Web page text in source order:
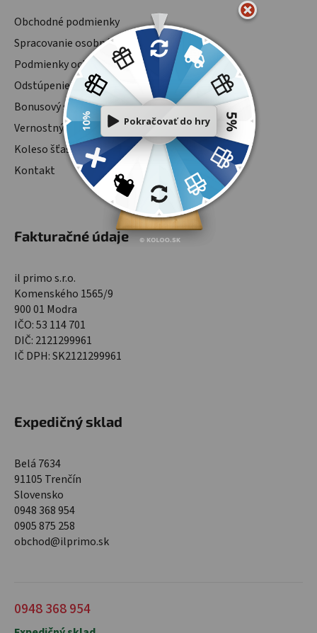
Obchodné podmienky
Spracovanie osobných údajov
Podmienky ochrany osobných údajov
Odstúpenie od zmluvy
Bonusový systém
Vernostný program
Koleso šťastia
Kontakt
Fakturačné údaje
il primo s.r.o.
Komenského 1565/9
900 01 Modra
IČO: 53 114 701
DIČ: 2121299961
IČ DPH: SK2121299961
Expedičný sklad
Belá 7634
91105 Trenčín
Slovensko
0948 368 954
0905 875 258
obchod@ilprimo.sk
0948 368 954